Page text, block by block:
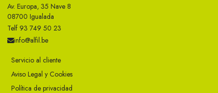
Av. Europa, 35 Nave 8
08700 Igualada
Telf 93 749 50 23
info@alfil.be
Servicio al cliente
Aviso Legal y Cookies
Política de privacidad